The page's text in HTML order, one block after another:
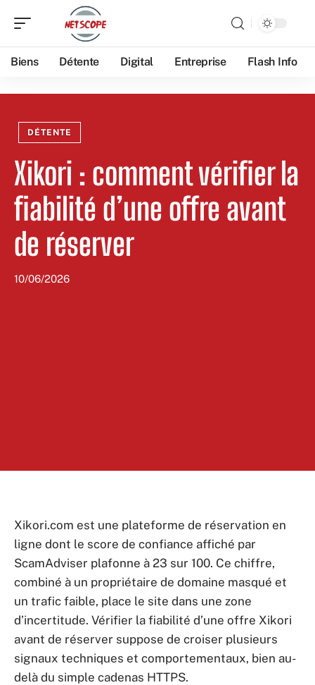
Biens Détente Digital Entreprise Flash Info
DÉTENTE
Xikori : comment vérifier la
fiabilité d’une offre avant
de réserver
10/06/2026
Xikori.com est une plateforme de réservation en
ligne dont le score de confiance affiché par
ScamAdviser plafonne à 23 sur 100. Ce chiffre,
combiné à un propriétaire de domaine masqué et
un trafic faible, place le site dans une zone
d’incertitude. Vérifier la fiabilité d’une offre Xikori
avant de réserver suppose de croiser plusieurs
signaux techniques et comportementaux, bien au-
delà du simple cadenas HTTPS.